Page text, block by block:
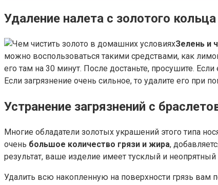
Удаление налета с золотого кольца
Зелень и
можно воспользоваться такими средствами, как
его там на 30 минут. После достаньте, просушите.
Если загрязнение очень сильное, то удалите его
Устранение загрязнений с
Многие обладатели золотых украшений этого типа
очень большое количество грязи и жира,
результат, ваше изделие имеет тусклый и неопрятный
Удалить всю накопленную на поверхности грязь